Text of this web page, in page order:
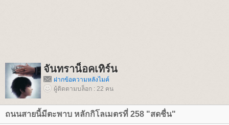
จันทราน็อคเทิร์น
ฝากข้อความหลังไมค์
ผู้ติดตามบล็อก : 22 คน
ถนนสายนี้มีตะพาบ หลักกิโลเมตรที่ 258 "สดชื่น"